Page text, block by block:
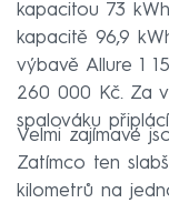
kapacitou 73
kapacitě 96,9
výbavě Allure 1
260 000 Kč. Za
spalováku
Velmi zajímavé
Zatímco ten
kilometrů na